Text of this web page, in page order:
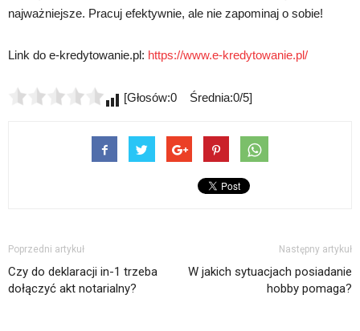
najważniejsze. Pracuj efektywnie, ale nie zapominaj o sobie!
Link do e-kredytowanie.pl: https://www.e-kredytowanie.pl/
[Głosów:0 Średnia:0/5]
Poprzedni artykuł
Czy do deklaracji in-1 trzeba
dołączyć akt notarialny?
Następny artykuł
W jakich sytuacjach posiadanie
hobby pomaga?